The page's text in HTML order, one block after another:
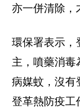
亦一併清除，
環保署表示，
主，噴藥消毒
病媒蚊，沒有
登革熱防疫工